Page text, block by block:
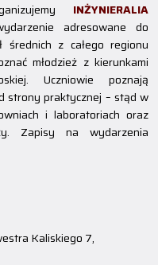
INŻYNIERALIA
adresowane do
średnich z całego regionu
młodzież z kierunkami
Uczniowie poznają
strony praktycznej – stąd w
i laboratoriach oraz
Zapisy na wydarzenia
Kaliskiego 7,